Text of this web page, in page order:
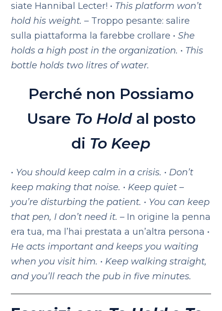
siate Hannibal Lecter! • This platform won’t
hold his weight. – Troppo pesante: salire
sulla piattaforma la farebbe crollare •She
holdsa high post in the organization. • This
bottle holds two litres of water.
Perché non Possiamo
Usare To Holdal posto
di To Keep
• You should keepcalm in a crisis. • Don’t
keep making that noise. • Keepquiet–
you’re disturbing the patient. • You can keep
that pen, I don’t need it. – In origine la penna
era tua, ma l’hai prestata a un’altra persona •
He acts important and keeps you waiting
when you visit him. • Keep walking straight,
and you’ll reach the pub in five minutes.